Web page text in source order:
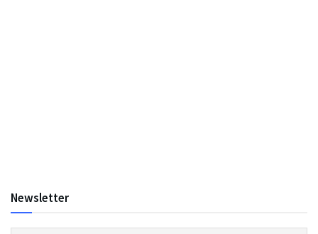
Newsletter